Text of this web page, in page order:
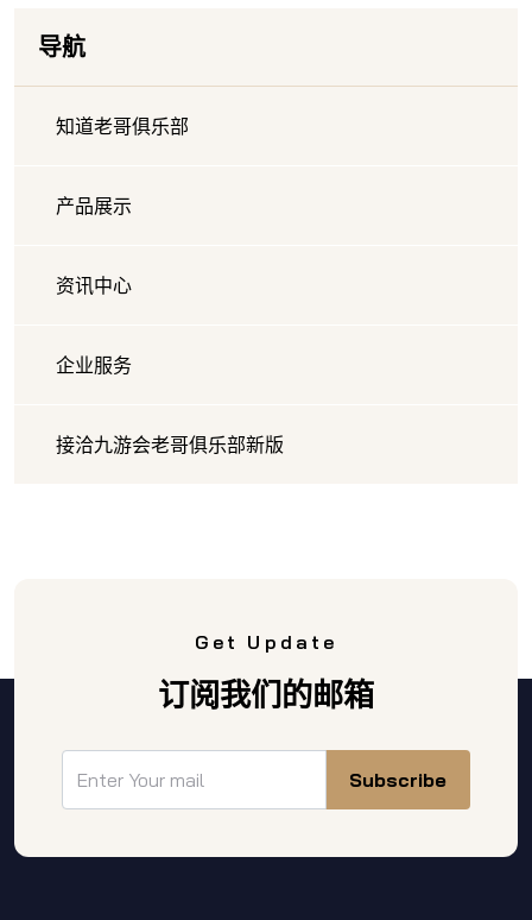
导航
知道老哥俱乐部
产品展示
资讯中心
企业服务
接洽九游会老哥俱乐部新版
Get Update
订阅我们的邮箱
Subscribe